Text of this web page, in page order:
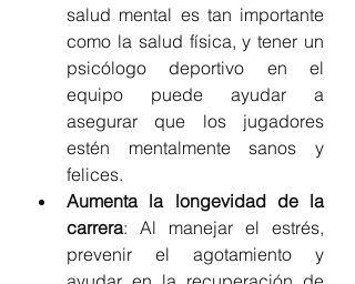
salud mental es tan importante
como la salud física, y tener un
psicólogo deportivo en el
equipo puede ayudar a
asegurar que los jugadores
estén mentalmente sanos y
felices.
Aumenta la longevidad de la
carrera: Al manejar el estrés,
prevenir el agotamiento y